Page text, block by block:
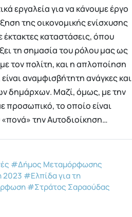
εργαλεία για να κάνουμε έργο
της οικονομικής ενίσχυσης
έκτακτες καταστάσεις, όπου
τη σημασία του ρόλου μας ως
τον πολίτη, και η απλοποίηση
αναμφισβήτητη ανάγκες και
δημάρχων. Μαζί, όμως, με την
προσωπικό, το οποίο είναι
την Αυτοδιοίκηση…
#Δήμος Μεταμόρφωσης
2023 #Ελπίδα για τη
#Στράτος Σαραούδας